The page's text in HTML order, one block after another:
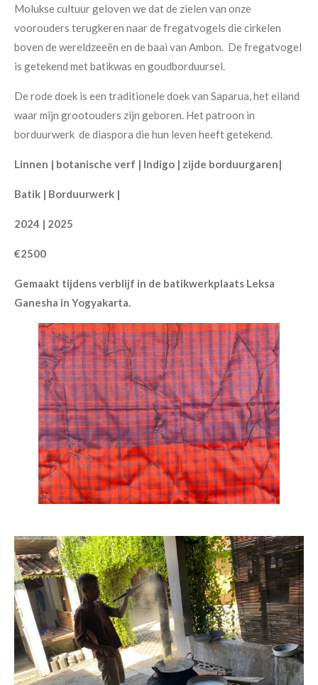
Molukse cultuur geloven we dat de zielen van onze
voorouders terugkeren naar de fregatvogels die cirkelen
boven de wereldzeeën en de baai van Ambon. De fregatvogel
is getekend met batikwas en goudborduursel.
De rode doek is een traditionele doek van Saparua, het eiland
waar mijn grootouders zijn geboren. Het patroon in
borduurwerk de diaspora die hun leven heeft getekend.
Linnen | botanische verf | Indigo | zijde borduurgaren|
Batik | Borduurwerk |
2024 | 2025
€2500
Gemaakt tijdens verblijf in de batikwerkplaats Leksa
Ganesha in Yogyakarta.